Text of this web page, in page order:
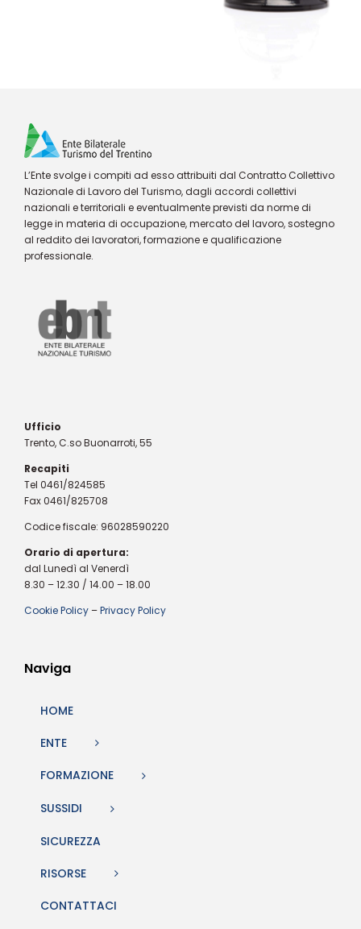
L’Ente svolge i compiti ad esso attribuiti dal Contratto Collettivo
Nazionale di Lavoro del Turismo, dagli accordi collettivi
nazionali e territoriali e eventualmente previsti da norme di
legge in materia di occupazione, mercato del lavoro, sostegno
al reddito dei lavoratori, formazione e qualificazione
professionale.
Ufficio
Trento, C.so Buonarroti, 55
Recapiti
Tel 0461/824585
Fax 0461/825708
Codice fiscale: 96028590220
Orario di apertura:
dal Lunedì al Venerdì
8.30 – 12.30 / 14.00 – 18.00
Cookie Policy –Privacy Policy
Naviga
HOME
ENTE
FORMAZIONE
SUSSIDI
SICUREZZA
RISORSE
CONTATTACI